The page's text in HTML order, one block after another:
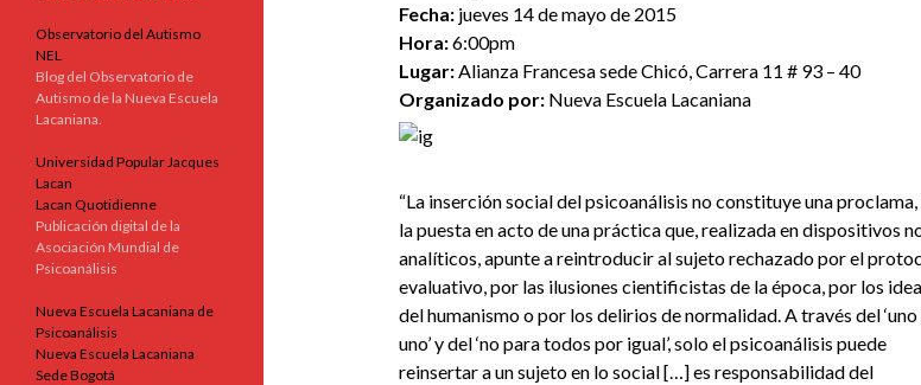
Fecha: jueves 14 de mayo de 2015
Hora:6:00pm
Lugar:Alianza Francesa sede Chicó, Carrera 11 # 93 – 40
Organizado por: Nueva Escuela Lacaniana
“La inserción social del psicoanálisis no constituye una
la puesta en acto de una práctica que, realizada en dispositivos
analíticos, apunte a reintroducir al sujeto rechazado por el
evaluativo, por las ilusiones cientificistas de la época, por los
del humanismo o por los delirios de normalidad. A través del
uno’ y del ‘no para todos por igual’, solo el psicoanálisis puede
reinsertar a un sujeto en lo social […] es responsabilidad del
Observatorio del Autismo
NEL
Blog del Observatorio de
Autismo de la Nueva Escuela
Lacaniana.
Universidad Popular Jacques
Lacan
Lacan Quotidienne
Publicación digital de la
Asociación Mundial de
Psicoanálisis
Nueva Escuela Lacaniana de
Psicoanálisis
Nueva Escuela Lacaniana
Sede Bogotá